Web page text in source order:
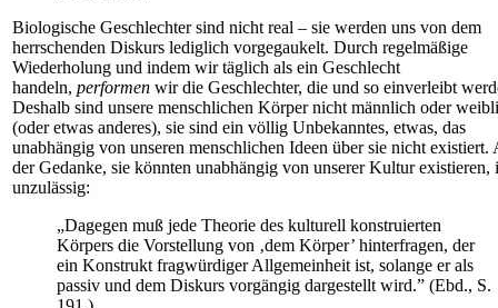
Biologische Geschlechter sind nicht real – sie werden uns von dem
herrschenden Diskurs lediglich vorgegaukelt. Durch regelmäßige
Wiederholung und indem wir täglich als ein Geschlecht
handeln, performen wir die Geschlechter, die und so einverleibt
Deshalb sind unsere menschlichen Körper nicht männlich oder
(oder etwas anderes), sie sind ein völlig Unbekanntes, etwas, das
unabhängig von unseren menschlichen Ideen über sie nicht existiert.
der Gedanke, sie könnten unabhängig von unserer Kultur existieren,
unzulässig:
„Dagegen muß jede Theorie des kulturell konstruierten
Körpers die Vorstellung von ‚dem Körper’ hinterfragen, der
ein Konstrukt fragwürdiger Allgemeinheit ist, solange er als
passiv und dem Diskurs vorgängig dargestellt wird.” (Ebd., S.